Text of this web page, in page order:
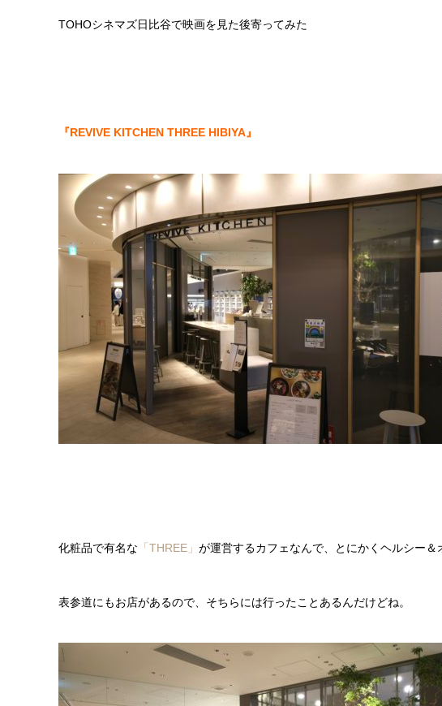
TOHOシネマズ日比谷で映画を見た後寄ってみた
『REVIVE KITCHEN THREE HIBIYA』
化粧品で有名な 「THREE」 が運営するカフェなんで、とにかくヘルシー＆
表参道にもお店があるので、そちらには行ったことあるんだけどね。